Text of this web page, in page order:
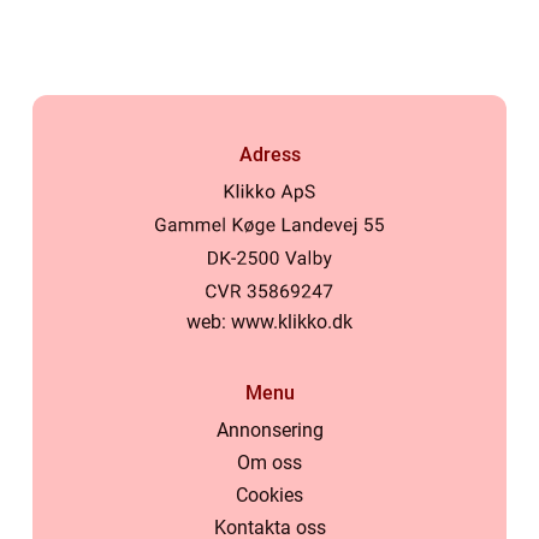
Adress
web: www.klikko.dk
Menu
Annonsering
Om oss
Cookies
Kontakta oss